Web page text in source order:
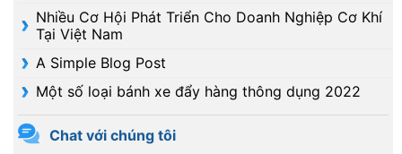
Nhiều Cơ Hội Phát Triển Cho Doanh Nghiệp Cơ Khí
Tại Việt Nam
A Simple Blog Post
Một số loại bánh xe đẩy hàng thông dụng 2022
Chat với chúng tôi